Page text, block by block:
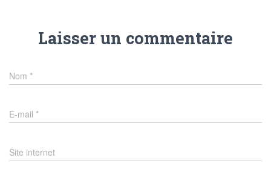
Laisser un commentaire
Nom *
E-mail *
Site internet